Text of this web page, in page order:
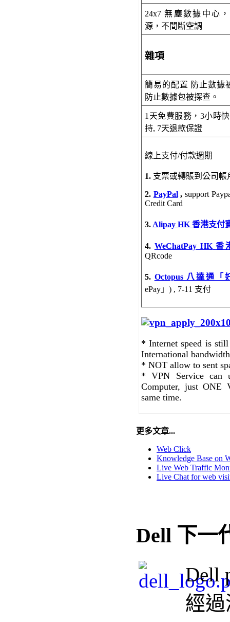
24x7無塵數據中心 ，
源， 不間斷空調
雜項
簡易的配置 防止數據
防止數據包被探查。
1天免費服務， 3小時
持, 7天退款保證
線上支付/付款週期
1. 支票或轉賬到公司帳
2. PayPal, support
Credit Card
3. Alipay HK 香港支付
4. WeChatPay HK 香
QRcode
5. Octopus 八達通「
ePay」) , 7-11 支付
* Internet speed is
International
* NOT allow to sent
* VPN Service can
Computer, just ONE
same time.
更多文章...
Web Click
Knowledge Base on
Live Web Traffic
Live Chat for web
Dell 下一
Dell
經